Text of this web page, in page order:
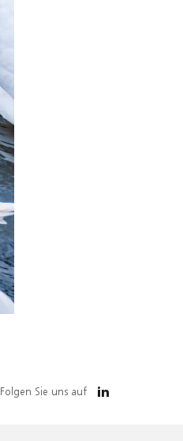
Folgen Sie uns auf